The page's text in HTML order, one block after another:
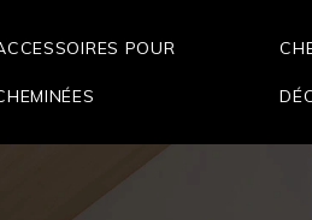
POUR